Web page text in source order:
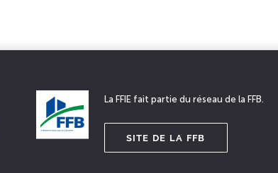
La FFIE fait partie du réseau de la FFB.
SITE DE LA FFB